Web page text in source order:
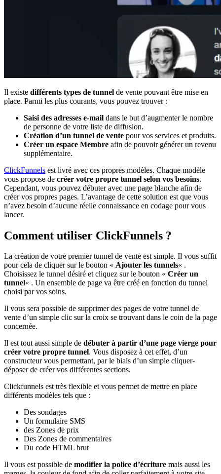
Il existe différents types de tunnel de vente pouvant être mise en
place. Parmi les plus courants, vous pouvez trouver :
Saisi des adresses e-mail dans le but d’augmenter le nombre
de personne de votre liste de diffusion.
Création d’un tunnel de vente pour vos services et produits.
Créer un espace Membre afin de pouvoir générer un revenu
supplémentaire.
ClickFunnels est livré avec ces propres modèles. Chaque modèle
vous propose de créer votre propre tunnel selon vos besoins.
Cependant, vous pouvez débuter avec une page blanche afin de
créer vos propres pages. L’avantage de cette solution est que vous
n’avez besoin d’aucune réelle connaissance en codage pour vous
lancer.
Comment utiliser ClickFunnels ?
La création de votre premier tunnel de vente est simple. Il vous suffit
pour cela de cliquer sur le bouton « Ajouter les tunnels« .
Choisissez le tunnel désiré et cliquez sur le bouton « Créer un
tunnel« . Un ensemble de page va être créé en fonction du tunnel
choisi par vos soins.
Il vous sera possible de supprimer des pages de votre tunnel de
vente d’un simple clic sur la croix se trouvant dans le coin de la page
concernée.
Il est tout aussi simple de débuter à partir d’une page vierge pour
créer votre propre tunnel. Vous disposez à cet effet, d’un
constructeur vous permettant, par le biais d’un simple cliquer-
déposer de créer vos différentes sections.
Clickfunnels est très flexible et vous permet de mettre en place
différents modèles tels que :
Des sondages
Un formulaire SMS
des Zones de prix
Des Zones de commentaires
Du code HTML brut
Il vous est possible de modifier la police d’écriture mais aussi les